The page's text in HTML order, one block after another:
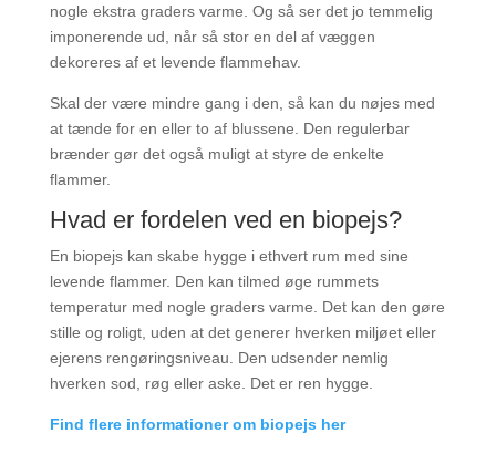
nogle ekstra graders varme. Og så ser det jo temmelig
imponerende ud, når så stor en del af væggen
dekoreres af et levende flammehav.
Skal der være mindre gang i den, så kan du nøjes med
at tænde for en eller to af blussene. Den regulerbar
brænder gør det også muligt at styre de enkelte
flammer.
Hvad er fordelen ved en biopejs?
En biopejs kan skabe hygge i ethvert rum med sine
levende flammer. Den kan tilmed øge rummets
temperatur med nogle graders varme. Det kan den gøre
stille og roligt, uden at det generer hverken miljøet eller
ejerens rengøringsniveau. Den udsender nemlig
hverken sod, røg eller aske. Det er ren hygge.
Find flere informationer om biopejs her